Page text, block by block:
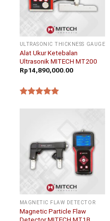
ULTRASONIC THICKNESS GAUGE
Alat Ukur Ketebalan
Ultrasonik MITECH MT200
Rp14,890,000.00
MAGNETIC FLAW DETECTOR
Magnetic Particle Flaw
Detector MITECH MT1B